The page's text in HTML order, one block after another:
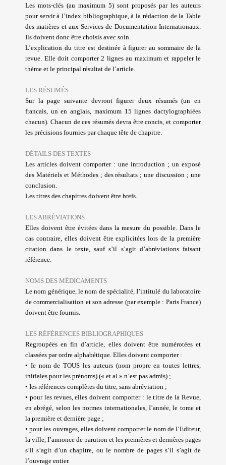
Les mots-clés (au maximum 5) sont proposés par les auteurs
pour servir à l’index bibliographique, à la rédaction de la Table
des matières et aux Services de Documentation Internationaux.
Ils doivent donc être choisis avec soin.
L’explication du titre est destinée à figurer au sommaire de la
revue. Elle doit comporter 2 lignes au maximum et rappeler le
thème et le principal résultat de l’article.
LES RÉSUMÉS
Sur la page suivante devront figurer deux résumés (un en
francais, un en anglais, maximum 15 lignes dactylographiées
chacun). Chacun de ces résumés devra être concis, et comporter
les précisions fournies par chaque tête de chapitre.
DÉTAILS DES TEXTES
Les articles doivent comporter : une introduction ; un exposé
des Matériels et Méthodes ; des résultats ; une discussion ; une
conclusion.
Les titres des chapitres doivent être brefs.
LES ABRÉVIATIONS
Elles doivent être évitées dans la mesure du possible. Dans le
cas contraire, elles doivent être explicitées lors de la première
citation dans le texte, sauf s’il s’agit d’abréviations faisant
référence.
NOMS DES MÉDICAMENTS
Le nom générique, le nom de spécialité, I’intitulé du laboratoire
de commercialisation et son adresse (par exemple : Paris France)
doivent être fournis.
LES RÉFÉRENCES BIBLIOGRAPHIQUES
Regroupées en fin d’article, elles doivent être numérotées et
classées par ordre alphabétique. Elles doivent comporter :
• Ie nom de TOUS les auteurs (nom propre en toutes lettres,
initiales pour les prénoms) (« et al » n’est pas admis) ;
• Ies références complètes du titre, sans abréviation ;
• pour les revues, elles doivent comporter : le titre de la Revue,
en abrégé, selon les normes internationales, I’année, le tome et
la première et dernière page ;
• pour les ouvrages, elles doivent comporter le nom de I’Editeur,
la ville, I’annonce de parution et les premières et dernières pages
s’il s’agit d’un chapitre, ou le nombre de pages s’il s’agit de
l’ouvrage entier.